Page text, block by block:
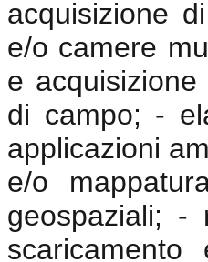
acquisizione
e/o camere
e
di campo; -
applicazioni
e/o
geospaziali; -